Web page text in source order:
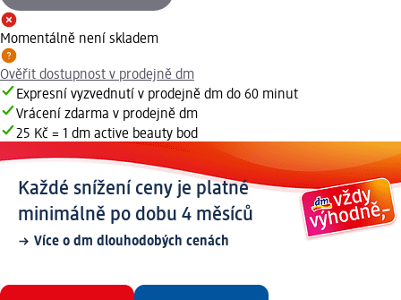
Momentálně není skladem
Ověřit dostupnost v prodejně dm
Expresní vyzvednutí v prodejně dm do 60 minut
Vrácení zdarma v prodejně dm
25 Kč = 1 dm active beauty bod
Každé snížení ceny je platné
minimálně po dobu 4 měsíců
Více o dm dlouhodobých cenách